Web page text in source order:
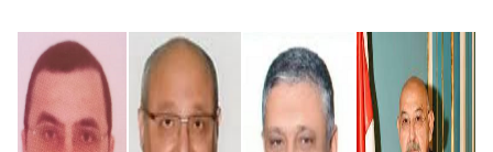
تواصل معنا